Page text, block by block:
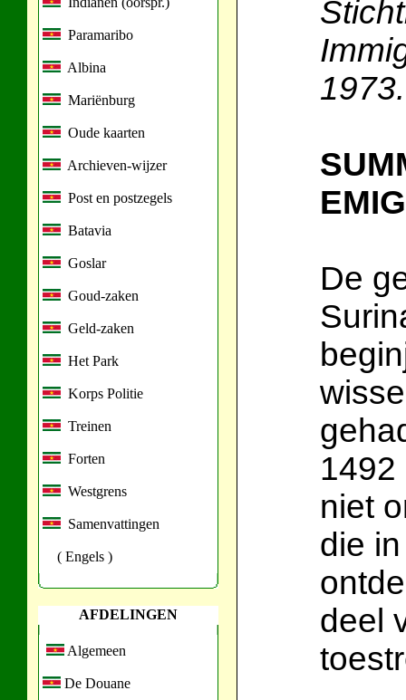
Paramaribo
Albina
Mariënburg
Oude kaarten
Archieven-wijzer
Post en postzegels
Batavia
Goslar
Goud-zaken
Geld-zaken
Het Park
Korps Politie
Treinen
Forten
Westgrens
Samenvattingen
( Engels )
AFDELINGEN
Algemeen
De Douane
1973.
De
1492
niet
die
deel